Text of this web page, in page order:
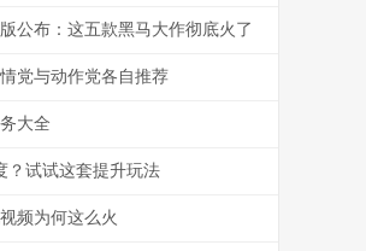
公布：这五款黑马大作彻底火了
党与动作党各自推荐
大全
？试试这套提升玩法
频为何这么火